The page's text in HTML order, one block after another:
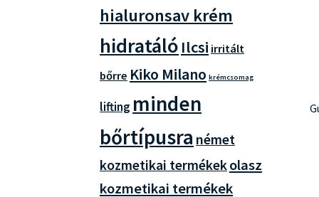
hialuronsav krém
hidratáló Ilcsi irritált
bőrre Kiko Milano krémcsomag
lifting minden
bőrtípusra német
kozmetikai termékekolasz
kozmetikai termékek